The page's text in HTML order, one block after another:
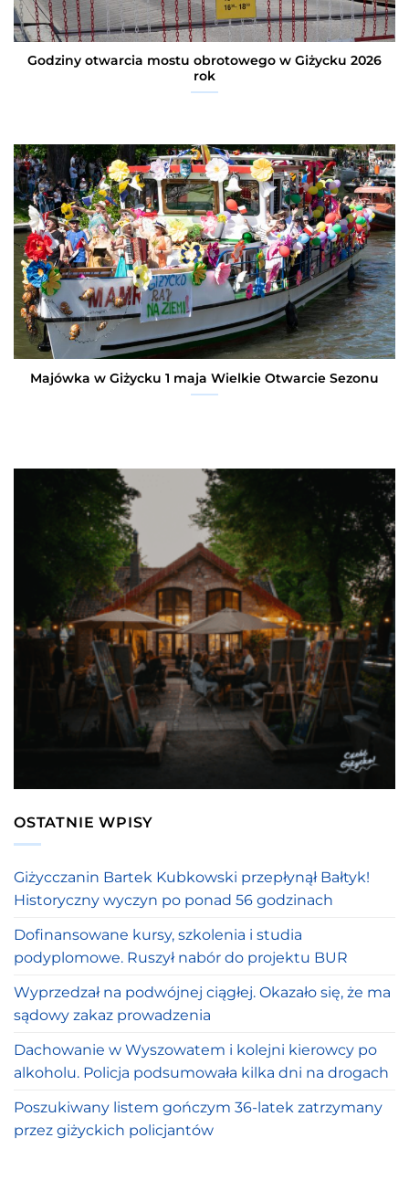
Godziny otwarcia mostu obrotowego w Giżycku 2026
rok
Majówka w Giżycku 1 maja Wielkie Otwarcie Sezonu
OSTATNIE WPISY
Giżycczanin Bartek Kubkowski przepłynął Bałtyk!
Historyczny wyczyn po ponad 56 godzinach
Dofinansowane kursy, szkolenia i studia
podyplomowe. Ruszył nabór do projektu BUR
Wyprzedzał na podwójnej ciągłej. Okazało się, że ma
sądowy zakaz prowadzenia
Dachowanie w Wyszowatem i kolejni kierowcy po
alkoholu. Policja podsumowała kilka dni na drogach
Poszukiwany listem gończym 36-latek zatrzymany
przez giżyckich policjantów